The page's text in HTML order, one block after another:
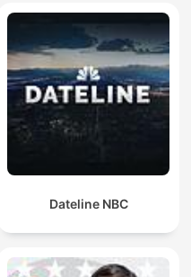
Dateline NBC